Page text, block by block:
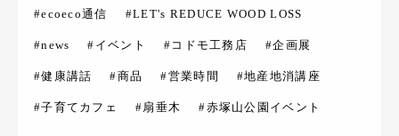
#ecoeco通信 #LET's REDUCE WOOD LOSS
#news #イベント #コドモ工務店 #企画展
#健康講話 #商品 #営業時間 #地産地消講座
#子育てカフェ #扇垂木 #赤塚山公園イベント